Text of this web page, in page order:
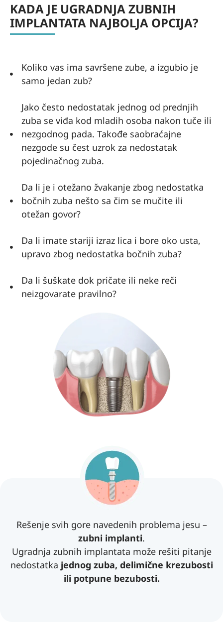
KADA JE UGRADNJA ZUBNIH
IMPLANTATA NAJBOLJA OPCIJA?
Koliko vas ima savršene zube, a izgubio je
samo jedan zub?
Jako često nedostatak jednog od prednjih
zuba se viđa kod mladih osoba nakon tuče ili
nezgodnog pada. Takođe saobraćajne
nezgode su čest uzrok za nedostatak
pojedinačnog zuba.
Da li je i otežano žvakanje zbog nedostatka
bočnih zuba nešto sa čim se mučite ili
otežan govor?
Da li imate stariji izraz lica i bore oko usta,
upravo zbog nedostatka bočnih zuba?
Da li šuškate dok pričate ili neke reči
neizgovarate pravilno?
Rešenje svih gore navedenih problema jesu –
zubni implanti.
Ugradnja zubnih implantata može rešiti pitanje
nedostatka jednog zuba, delimične krezubosti
ili potpune bezubosti.